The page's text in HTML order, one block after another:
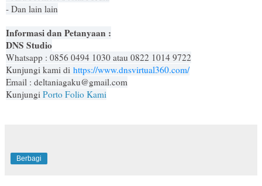
- Dan lain lain
Informasi dan Petanyaan :
DNS Studio
Whatsapp : 0856 0494 1030 atau 0822 1014 9722
Kunjungi kami di https://www.dnsvirtual360.com/
Email : deltaniagaku@gmail.com
Kunjungi Porto Folio Kami
Berbagi